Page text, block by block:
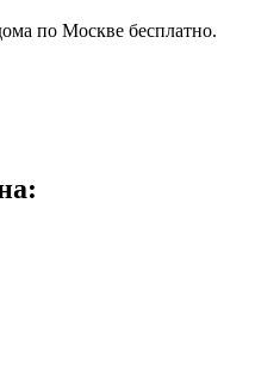
по Москве бесплатно.